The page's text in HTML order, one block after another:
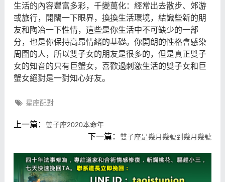
生活的內容豐富多彩，千變萬化：經常出去散步、郊游
或旅行，開闊一下眼界，換換生活環境，結識些新的朋
友和陶冶一下性情，這些是你生活中不可缺少的一部
分，也是你保持高昂情緒的基礎。你開朗的性格會感染
周圍的人，所以雙子女的朋友是很多的，但是真正雙子
女的知音的只有巨蟹女，喜歡過刺激生活的雙子女和巨
蟹女絕對是一對知心好友。
星座配對
上一篇： 雙子座2020本命年
下一篇：雙子座是幾月幾號到幾月幾號